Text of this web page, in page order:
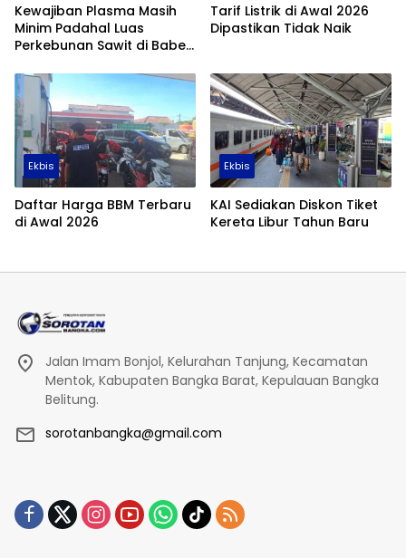
Kewajiban Plasma Masih
Minim Padahal Luas
Perkebunan Sawit di Babel
Tarif Listrik di Awal 2026
Dipastikan Tidak Naik
Ekbis
Daftar Harga BBM Terbaru
di Awal 2026
Ekbis
KAI Sediakan Diskon Tiket
Kereta Libur Tahun Baru
Jalan Imam Bonjol, Kelurahan Tanjung, Kecamatan
Mentok, Kabupaten Bangka Barat, Kepulauan Bangka
Belitung.
sorotanbangka@gmail.com